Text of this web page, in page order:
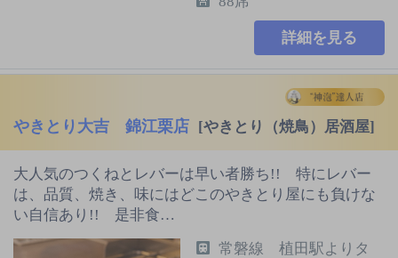
詳細を見る
やきとり大吉 錦江栗店 [やきとり（焼鳥）居酒屋]
大人気のつくねとレバーは早い者勝ち!! 特にレバー
は、品質、焼き、味にはどこのやきとり屋にも負けな
い自信あり!! 是非食…
常磐線 植田駅よりタ